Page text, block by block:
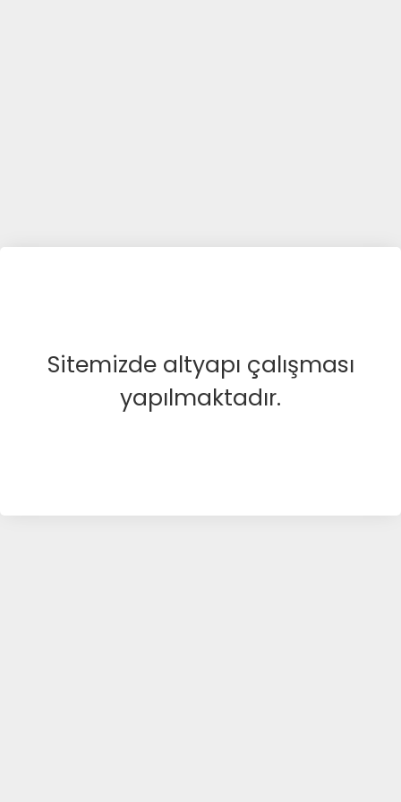
Sitemizde altyapı çalışması
yapılmaktadır.